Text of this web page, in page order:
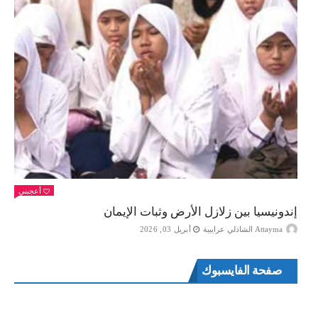
أعجبني
إندونيسيا بين زلازل الأرض وثبات الإيمان
Attayma الشاذلي عرايبية أبريل 03, 2026
صفحة الفايسبوك